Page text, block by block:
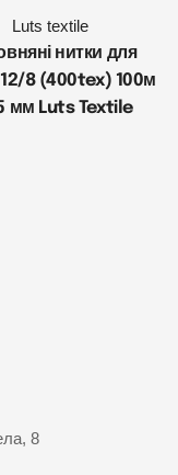
Luts textile
нитки для
12/8 (400tex) 100м
мм Luts Textile
8